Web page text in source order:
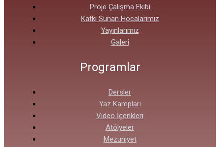
Proje Çalışma Ekibi
Katkı Sunan Hocalarımız
Yayınlarımız
Galeri
Programlar
Dersler
Yaz Kampları
Video İçerikleri
Atölyeler
Mezuniyet